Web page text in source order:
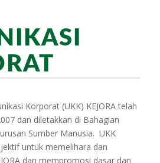
Korporat (UKK) KEJORA telah
dan diletakkan di Bahagian
Sumber Manusia. UKK
untuk memelihara dan
dan mempromosi dasar dan